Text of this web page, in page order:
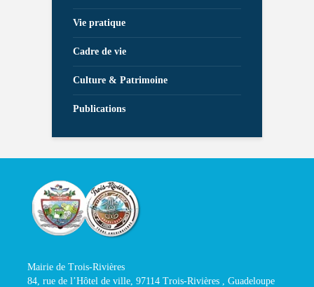
Vie pratique
Cadre de vie
Culture & Patrimoine
Publications
Mairie de Trois-Rivières
84, rue de l’Hôtel de ville, 97114 Trois-Rivières , Guadeloupe